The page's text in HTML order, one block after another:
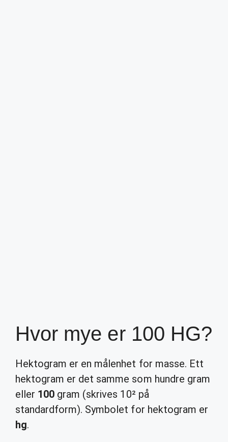
Hvor mye er 100 HG?
Hektogram er en målenhet for masse. Ett
hektogram er det samme som hundre gram
eller 100 gram (skrives 10² på
standardform). Symbolet for hektogram er
hg.